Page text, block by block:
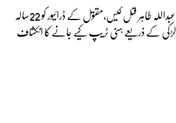
عبداللہ طاہر قتل کیس،مقتول کے ڈرائیور کو 22سالہ
لڑکی کے ذریعے ہنی ٹریپ کیے جانے کا انکشاف